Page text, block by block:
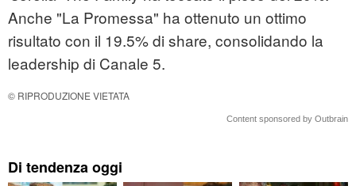
Anche "La Promessa" ha ottenuto un ottimo
risultato con il 19.5% di share, consolidando la
leadership di Canale 5.
© RIPRODUZIONE VIETATA
Content sponsored by Outbrain
Di tendenza oggi